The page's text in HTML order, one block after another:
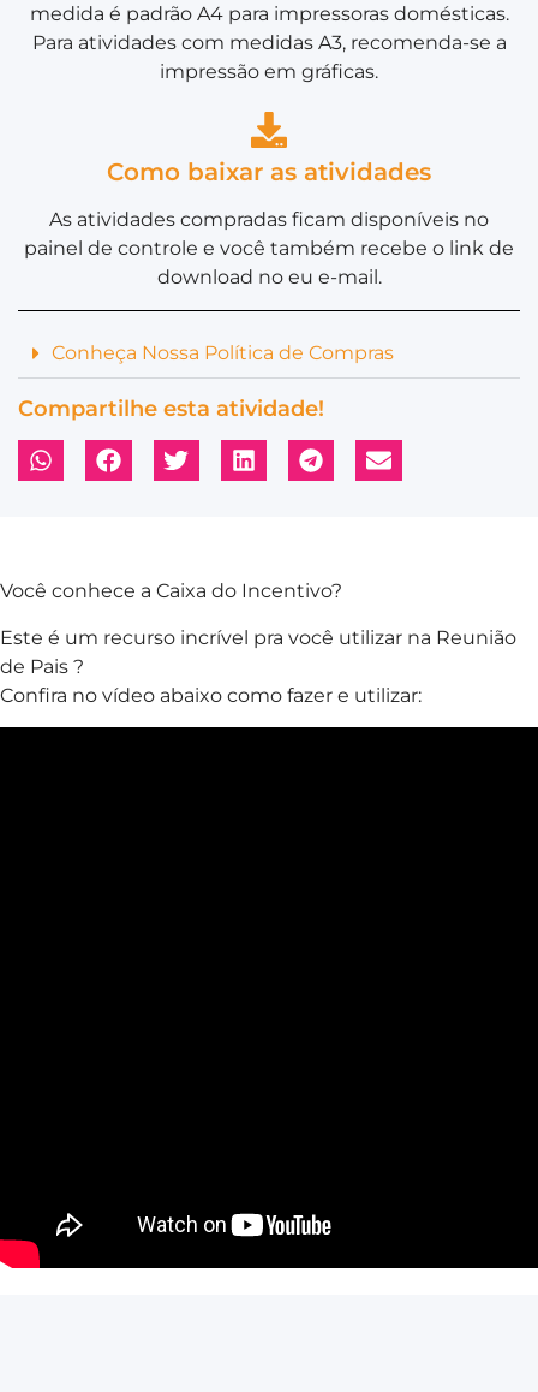
medida é padrão A4 para impressoras domésticas.
Para atividades com medidas A3, recomenda-se a
impressão em gráficas.
Como baixar as atividades
As atividades compradas ficam disponíveis no
painel de controle e você também recebe o link de
download no eu e-mail.
Conheça Nossa Política de Compras
Compartilhe esta atividade!
Você conhece a Caixa do Incentivo?
Este é um recurso incrível pra você utilizar na Reunião
de Pais ?
Confira no vídeo abaixo como fazer e utilizar: